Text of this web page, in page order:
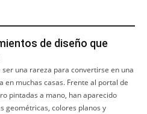
de diseño que
una rareza para convertirse en una
muchas casas. Frente al portal de
pintadas a mano, han aparecido
geométricas, colores planos y